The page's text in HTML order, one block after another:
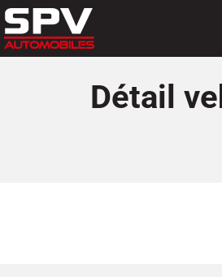
Panneau de gestion des cookies
Détail